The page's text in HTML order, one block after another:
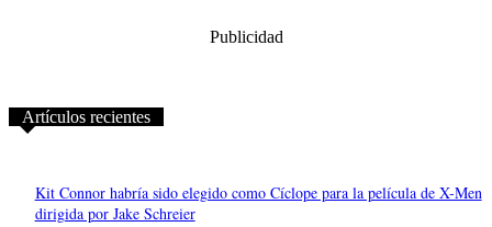
Publicidad
Artículos recientes
Kit Connor habría sido elegido como Cíclope para la película de X-Men
dirigida por Jake Schreier